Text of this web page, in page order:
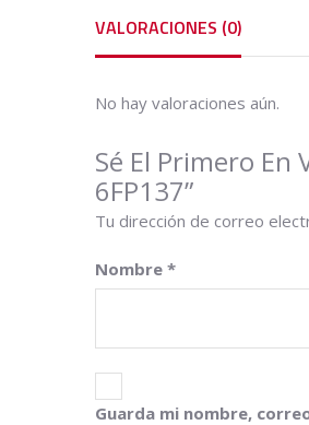
VALORACIONES (0)
No hay valoraciones aún.
Sé El Primero En
6FP137”
Tu dirección de correo
Nombre *
Guarda mi nombre,